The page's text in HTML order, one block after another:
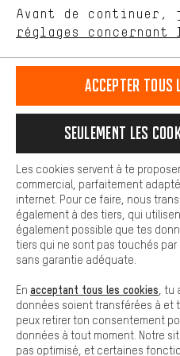
français english
EN
RÉSILIER LE CONTRAT
Programme d'affiliation Mentions
Conditions générales de
Reprise des batteries
Modifier
Tous les prix s'entendent
frais de portpour la
Avant de
réglages concernant
Plus de confort
est plus confortable. Avec
Nous pouvons ainsi mettre
informations utiles. De
facilement les bons
facilement aux questions.
Cookies de base
Les cookies de base
fonctions de notre site web.
Accepter tous
Seulement les
Les cookies servent à te
commercial, parfaitement
internet. Pour ce faire, nous
également à des tiers, qui
également possible que tes
tiers qui ne sont pas touchés
sans garantie adéquate.
En acceptant tous les cookies ,
données soient transférées à et
peux retirer ton consentement
données à tout moment. Notre
pas optimisé, et certaines